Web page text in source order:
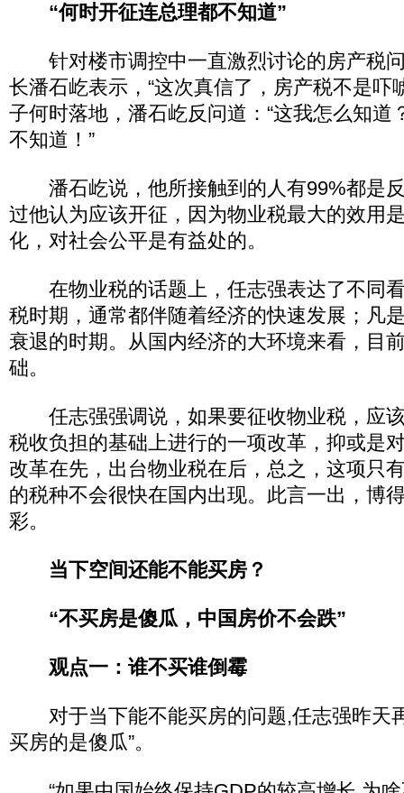
“何时开征连总理都不知道”
针对楼市调控中一直激烈讨论的房产税
长潘石屹表示，“这次真信了，房产税不是吓
子何时落地，潘石屹反问道：“这我怎么知道
不知道！”
潘石屹说，他所接触到的人有99%都是
过他认为应该开征，因为物业税最大的效用
化，对社会公平是有益处的。
在物业税的话题上，任志强表达了不同
税时期，通常都伴随着经济的快速发展；凡
衰退的时期。从国内经济的大环境来看，目
础。
任志强强调说，如果要征收物业税，应
税收负担的基础上进行的一项改革，抑或是
改革在先，出台物业税在后，总之，这项只
的税种不会很快在国内出现。此言一出，博
彩。
当下空间还能不能买房？
“不买房是傻瓜，中国房价不会跌”
观点一：谁不买谁倒霉
对于当下能不能买房的问题,任志强昨天
买房的是傻瓜”。